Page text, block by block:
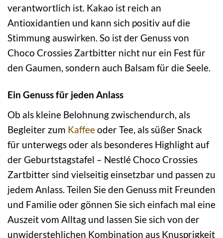
verantwortlich ist. Kakao ist reich an
Antioxidantien und kann sich positiv auf die
Stimmung auswirken. So ist der Genuss von
Choco Crossies Zartbitter nicht nur ein Fest für
den Gaumen, sondern auch Balsam für die Seele.
Ein Genuss für jeden Anlass
Ob als kleine Belohnung zwischendurch, als
Begleiter zum Kaffeeoder Tee, als süßer Snack
für unterwegs oder als besonderes Highlight auf
der Geburtstagstafel – Nestlé Choco Crossies
Zartbitter sind vielseitig einsetzbar und passen zu
jedem Anlass. Teilen Sie den Genuss mit Freunden
und Familie oder gönnen Sie sich einfach mal eine
Auszeit vom Alltag und lassen Sie sich von der
unwiderstehlichen Kombination aus Knusprigkeit